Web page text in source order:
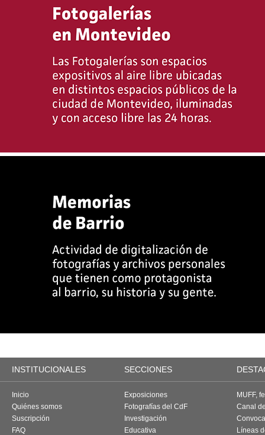
INSTITUCIONALES SECCIONES
Inicio
Quiénes somos
Suscripción
FAQ
Exposiciones
Fotografías del CdF
Investigación
Educativa
MUFF,
Canal
Líneas